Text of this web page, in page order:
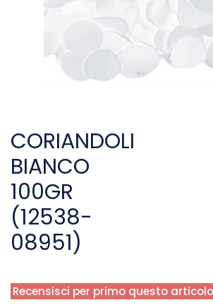
CORIANDOLI
BIANCO
100GR
(12538-
08951)
Recensisci per primo questo articolo